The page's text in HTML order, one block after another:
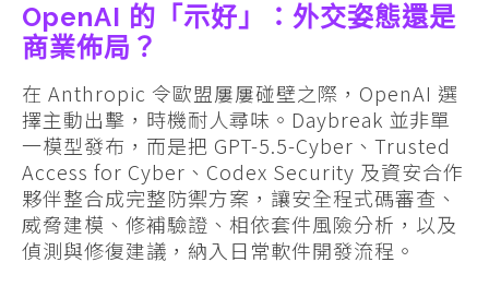
OpenAI 的「示好」：外交姿態還是
商業佈局？
在 Anthropic 令歐盟屢屢碰壁之際，OpenAI 選
擇主動出擊，時機耐人尋味。Daybreak 並非單
一模型發布，而是把 GPT-5.5-Cyber、Trusted
Access for Cyber、Codex Security 及資安合作
夥伴整合成完整防禦方案，讓安全程式碼審查、
威脅建模、修補驗證、相依套件風險分析，以及
偵測與修復建議，納入日常軟件開發流程。